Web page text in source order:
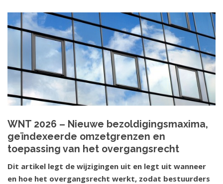
WNT 2026 – Nieuwe bezoldigingsmaxima,
geïndexeerde omzetgrenzen en
toepassing van het overgangsrecht
Dit artikel legt de wijzigingen uit en legt uit wanneer
en hoe het overgangsrecht werkt, zodat bestuurders